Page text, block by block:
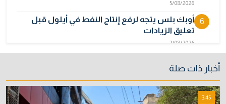
5/08/2026
6
أوبك بلس يتجه لرفع إنتاج النفط في أيلول قبل
تعليق الزيادات
2/08/2026
3/08/2026
8
نائبة تحذر من اضطرابات بسبب تأخّر دفع رواتب
الموظفين
أخبار ذات صلة
3:45